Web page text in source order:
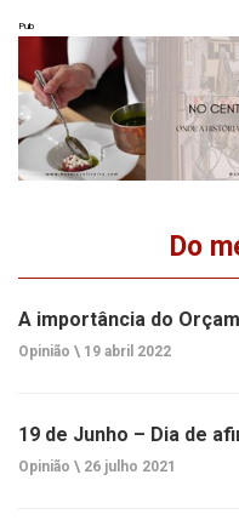
Pub
Do
A importância do
Opinião \ 19 abril 2022
19 de Junho – Dia de
Opinião \ 26 julho 2021